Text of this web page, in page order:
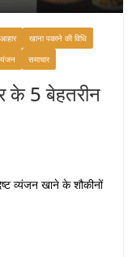
आहार
खाना पकाने की विधि
समाचार
के 5 बेहतरीन
व्यंजन खाने के शौकीनों